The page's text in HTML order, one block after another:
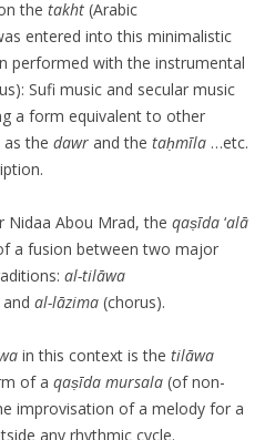
the takht (Arabic
entered into this minimalistic
performed with the instrumental
Sufi music and secular music
a form equivalent to other
the dawr and the taḥmīla …etc.
Nidaa Abou Mrad, the qaṣīda ‘alā
a fusion between two major
al-tilāwa
al-lāzima (chorus).
in this context is the tilāwa
of a qaṣīda mursala (of non-
improvisation of a melody for a
any rhythmic cycle.